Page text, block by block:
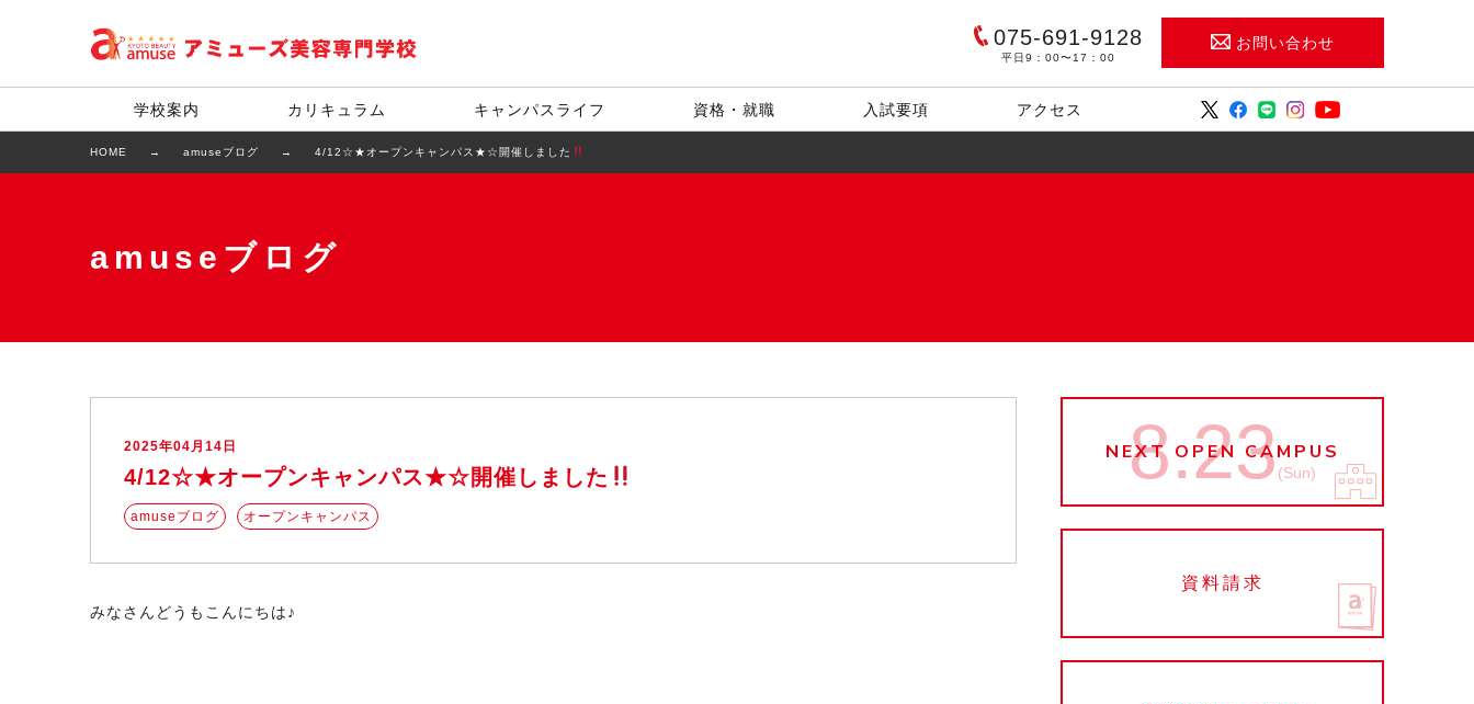
075-691-9128
平日9：00〜17：00
お問い合わせ
学校案内 カリキュラム キャンパスライフ 資格・就職 入試要項 アクセス
HOME amuseブログ 4/12☆★オープンキャンパス★☆開催しました
amuseブログ
2025年04月14日
4/12☆★オープンキャンパス★☆開催しました
amuseブログ オープンキャンパス
みなさんどうもこんにちは♪
NEXT OPEN CAMPUS
8.23 (Sun)
資料請求